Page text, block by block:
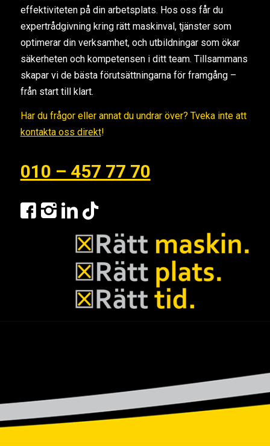
effektiviteten på din arbetsplats. Hos oss får du
expertrådgivning kring rätt maskinval, tjänster som
optimerar din verksamhet, och utbildningar som ökar
säkerheten och kompetensen i ditt team. Tillsammans
skapar vi de bästa förutsättningarna för framgång –
från start till klart.
Har du frågor eller annat du undrar över? Tveka inte att
kontakta oss direkt!
010 – 457 77 70